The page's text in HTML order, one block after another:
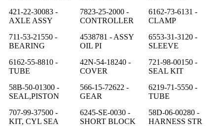
421-22-30083 -
AXLE ASSY
7823-25-2000 -
CONTROLLER
6162-73-6131 -
CLAMP
711-53-21550 -
BEARING
4538781 - ASSY
OIL PI
6553-31-3120 -
SLEEVE
6162-55-8810 -
TUBE
42N-54-18240 -
COVER
721-98-00150 -
SEAL KIT
58B-50-01300 -
SEAL,PISTON
566-15-72622 -
GEAR
6219-71-5550 -
TUBE
707-99-37500 -
KIT, CYL SEA
6245-SE-0030 -
SHORT BLOCK
58D-06-00280 -
HARNESS STR